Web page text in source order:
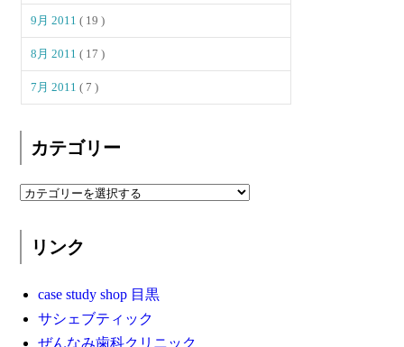
9月 2011( 19 )
8月 2011( 17 )
7月 2011( 7 )
カテゴリー
リンク
case study shop 目黒
サシェブティック
ぜんなみ歯科クリニック